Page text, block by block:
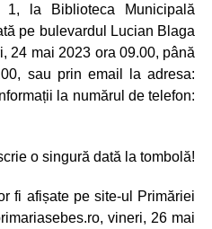
1, la Biblioteca Municipală
pe bulevardul Lucian Blaga
24 mai 2023 ora 09.00, până
sau prin email la adresa:
la numărul de telefon:
o singură dată la tombolă!
fi afișate pe site-ul Primăriei
vineri, 26 mai